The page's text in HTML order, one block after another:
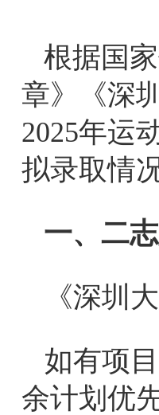
根据国
章》
《深
2025年运
拟录取情
一、 二
《深圳
如有项
余计划优